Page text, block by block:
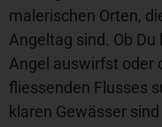
malerischen Orten,
Angeltag sind. Ob
Angel auswirfst oder
fliessenden Flusses
klaren Gewässer